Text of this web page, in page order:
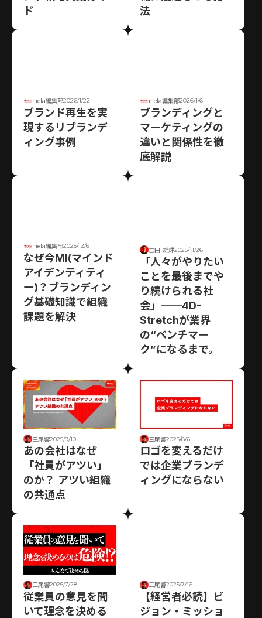
ド
法
mela編集部2026/1/22
ブランド再生を実
現するリブランデ
ィング事例
mela編集部2026/1/6
ブランディングと
マーケティングの
違いと関係性を徹
底解説
mela編集部2025/12/6
なぜ今MI(マインド
アイデンティティ
ー)？ブランディン
グ基礎知識で組織
課題を解決
吉田 雄輝2025/11/26
「人々がやりたい
ことを最後までや
り続けられる社
会」──4D-
Stretchが業界
の“ベンチマー
ク”になるまで。
三尾響2025/9/10
あの会社はなぜ
「社員がアツい」
のか？ アツい組織
の共通点
三尾響2025/8/6
ロゴを変えるだけ
では企業ブランデ
ィングにならない
三尾響2025/7/28
従業員の意見を聞
いて理念を決める
三尾響2025/7/16
【経営者必読】ビ
ジョン・ミッショ